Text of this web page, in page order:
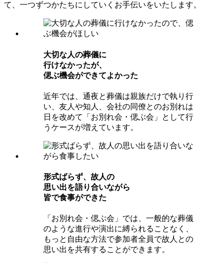
て、一つずつかたちにしていくお手伝いをいたします。
⼤切な⼈の葬儀に
⾏けなかったが、
偲ぶ機会ができてよかった
近年では、通夜と葬儀は親族だけで執り行
い、友人や知人、会社の同僚とのお別れは
日を改めて「お別れ会・偲ぶ会」として行
うケースが増えています。
形式ばらず、故⼈の
思い出を語り合いながら
皆で⾷事ができた
「お別れ会・偲ぶ会」では、一般的な葬儀
のような進行や演出に縛られることなく、
もっと自由な方法で参加者全員で故人との
思い出を共有することができます。